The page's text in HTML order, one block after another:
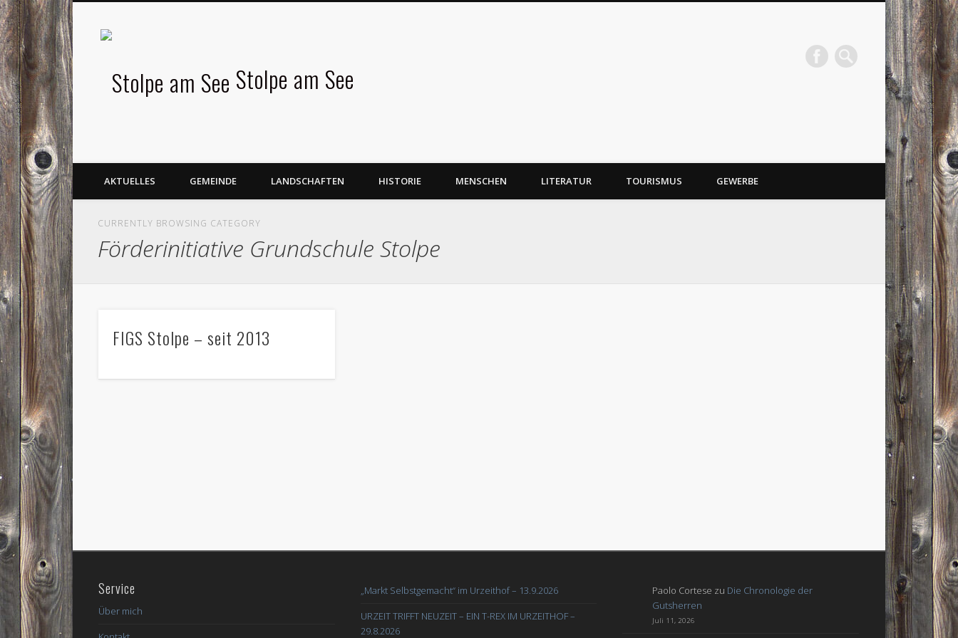
Stolpe am See
AKTUELLES GEMEINDE LANDSCHAFTEN HISTORIE MENSCHEN LITERATUR TOURISMUS GEWERBE
CURRENTLY BROWSING CATEGORY
Förderinitiative Grundschule Stolpe
FIGS Stolpe – seit 2013
Service
Über mich
„Markt Selbstgemacht“ im Urzeithof – 13.9.2026
URZEIT TRIFFT NEUZEIT – EIN T-REX IM URZEITHOF –
29.8.2026
Paolo Cortese zu Die Chronologie der
Gutsherren
Juli 11, 2026